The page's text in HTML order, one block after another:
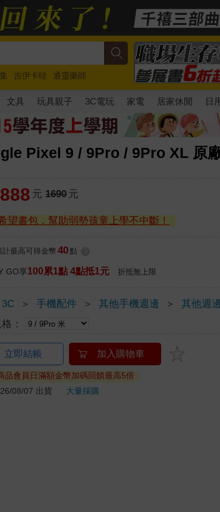
吉伊卡哇
通靈藥師
超慢跑
文具 玩具親子 3C電玩 家電 居家休閒 日
Pixel 9 / 9Pro / 9Pro XL 原
888 元 1690 元
望書包，幫助弱勢孩童上學不中斷！
計最高可得金幣 40 點
GO享100累1點 4點抵1元 折抵無上限
3C ＞ 手機配件 ＞ 其他手機週邊 ＞ 其他週
：
立即結帳 加入購物車
品會員日滿額金幣加碼回饋最高5倍
08/07 出貨
大量採購